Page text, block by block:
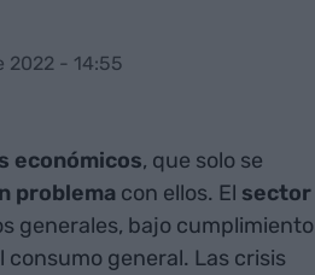
2022 - 14:55
económicos, que solo se
problemacon ellos. El sector
generales, bajo cumplimiento
general. Las crisis